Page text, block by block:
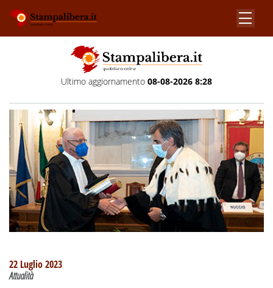
Ultimo aggiornamento 08-08-2026 8:28
22 Luglio 2023
Attualità